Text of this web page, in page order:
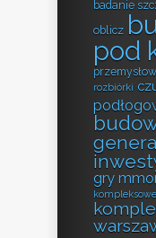
badanie
oblicz
pod
rozbiórki
gry